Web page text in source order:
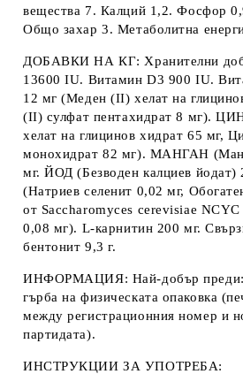
вещества 7. Калций 1,2. Фосфор
Общо захар 3. Метаболитна
ДОБАВКИ НА КГ: Хранителни
13600 IU. Витамин D3 900 IU.
12 мг (Меден (II) хелат на
(II) сулфат пентахидрат 8 мг).
хелат на глицинов хидрат 65 мг,
монохидрат 82 мг). МАНГАН
мг. ЙОД (Безводен калциев
(Натриев селенит 0,02 мг,
от Saccharomyces cerevisiae
0,08 мг). L-карнитин 200 мг.
бентонит 9,3 г.
ИНФОРМАЦИЯ: Най-добър
гърба на физическата опаковка
между регистрационния номер и
партидата).
ИНСТРУКЦИИ ЗА УПОТРЕБА: